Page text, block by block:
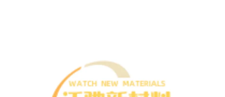
单一材料
模具